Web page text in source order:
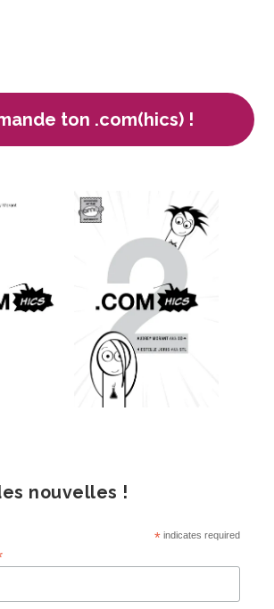
ton .com(hics) !
nouvelles !
*indicates required